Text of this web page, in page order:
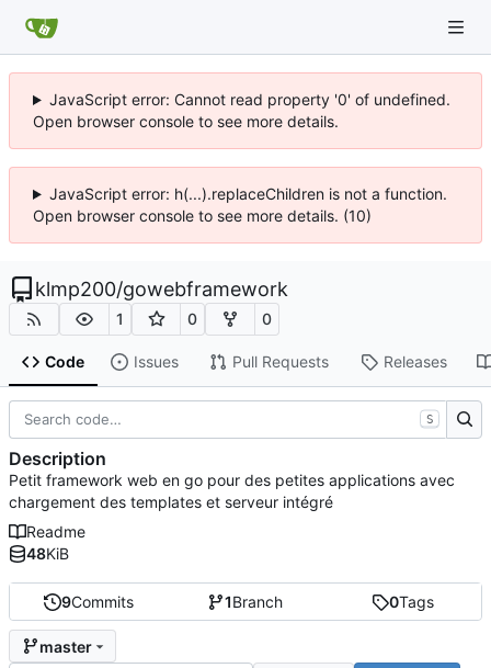
JavaScript error: Cannot read property '0' of undefined.
Open browser console to see more details.
JavaScript error: h(...).replaceChildren is not a function.
Open browser console to see more details. (10)
klmp200/gowebframework
1 0 0
Code Issues Pull Requests Releases
9Commits 1Branch 0Tags
master
S
Description
Petit framework web en go pour des petites applications avec
chargement des templates et serveur intégré
Readme
48KiB